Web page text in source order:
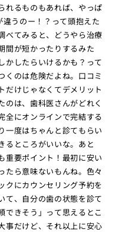
れるものもあれば、やっぱ
うのー！？って頭抱えた
べてみると、どうやら治療
間が短かったりするみた
かしたらいけるかも？って
くのは危険だよね。口コミ
だけじゃなくてデメリット
のは、歯科医さんがどれく
全にオンラインで完結する
一度はちゃんと診てもらい
るところがいいな。あと
重要ポイント！最初に安い
たら意味ないもんね。色々
クにカウンセリング予約を
て、自分の歯の状態を診て
できそう」って思えるとこ
事だけど、それ以上に安心